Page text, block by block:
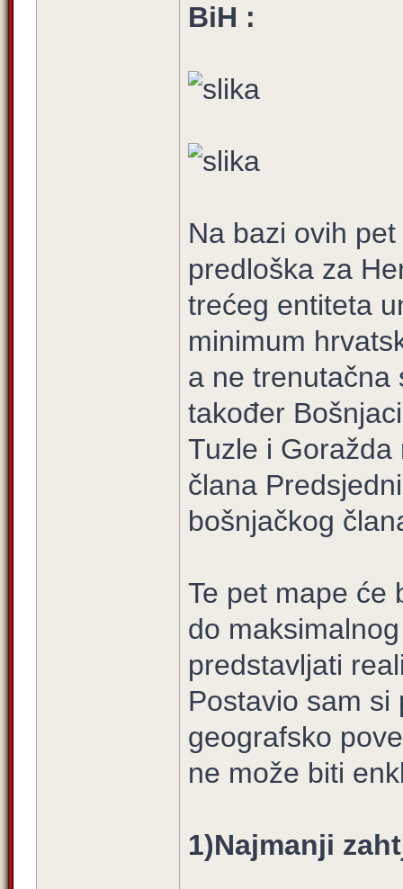
BiH :
Na bazi ovih
predloška za
trećeg entiteta
minimum
a ne trenutačna
također
Tuzle i
člana
bošnjačkog
Te pet mape će
do
predstavljati
Postavio sam si
geografsko
ne može biti
1)Najmanji